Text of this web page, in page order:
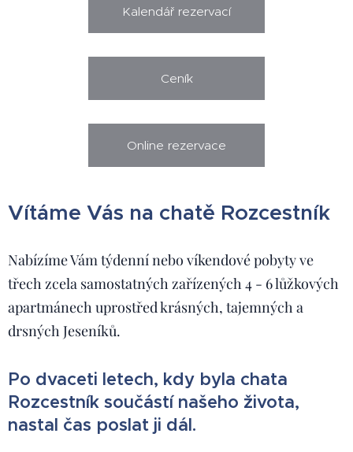
Kalendář rezervací
Ceník
Online rezervace
Vítáme Vás na chatě Rozcestník
Nabízíme Vám týdenní nebo víkendové pobyty ve
třech zcela samostatných zařízených 4 - 6 lůžkových
apartmánech uprostřed krásných, tajemných a
drsných Jeseníků.
Po dvaceti letech, kdy byla chata
Rozcestník součástí našeho života,
nastal čas poslat ji dál.